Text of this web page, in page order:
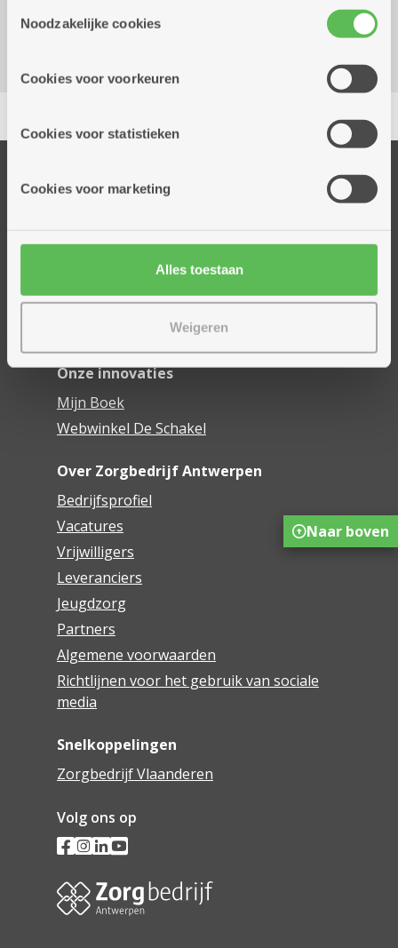
cookies hebben we jouw toestemming nodig. Sommige
cookies worden geplaatst door derde partijen die een
informatie over jouw (geanonimiseerd) gebruik van onze
partners kunnen deze gegevens combineren met andere
Noodzakelijke cookies
Cookies voor voorkeuren
Cookies voor statistieken
Cookies voor marketing
Alles toestaan
Weigeren
Sint-Fredegandusstraat 36
2100 Deurne
Dienstencentra
Woonzorgcentra
Financieel comfort
Onze innovaties
Mijn Boek
Webwinkel De Schakel
Over Zorgbedrijf Antwerpen
Bedrijfsprofiel
Vacatures
Vrijwilligers
Leveranciers
Jeugdzorg
Partners
Algemene voorwaarden
Richtlijnen voor het gebruik van sociale
media
Snelkoppelingen
Zorgbedrijf Vlaanderen
Volg ons op
Naar boven